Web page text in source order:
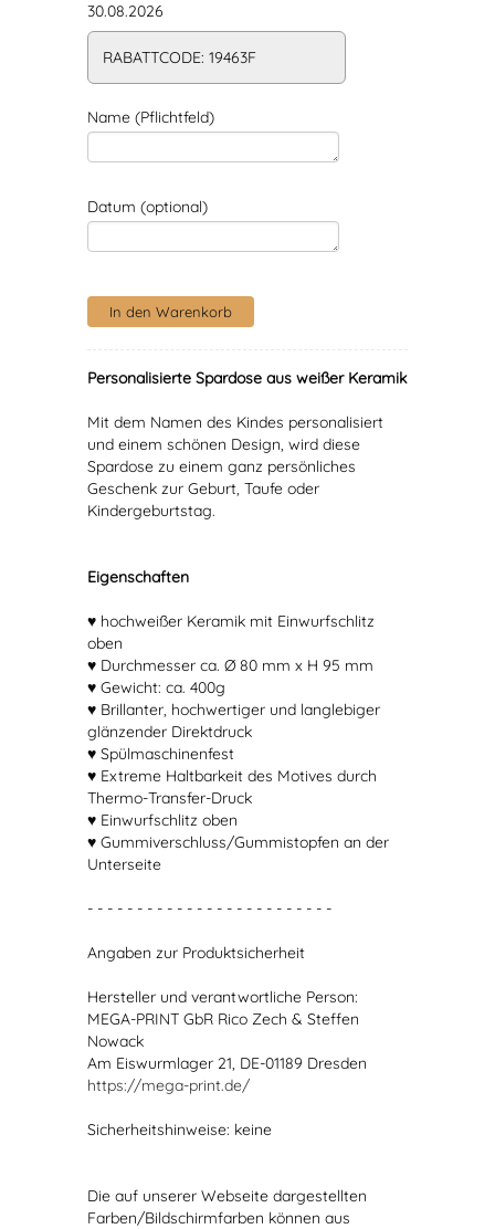
30.08.2026
RABATTCODE: 19463F
Name (Pflichtfeld)
Datum (optional)
Personalisierte Spardose aus weißer Keramik
Mit dem Namen des Kindes personalisiert
und einem schönen Design, wird diese
Spardose zu einem ganz persönliches
Geschenk zur Geburt, Taufe oder
Kindergeburtstag.
Eigenschaften
♥ hochweißer Keramik mit Einwurfschlitz
oben
♥ Durchmesser ca. Ø 80 mm x H 95 mm
♥ Gewicht: ca. 400g
♥ Brillanter, hochwertiger und langlebiger
glänzender Direktdruck
♥ Spülmaschinenfest
♥ Extreme Haltbarkeit des Motives durch
Thermo-Transfer-Druck
♥ Einwurfschlitz oben
♥ Gummiverschluss/Gummistopfen an der
Unterseite
- - - - - - - - - - - - - - - - - - - - - - - - -
Angaben zur Produktsicherheit
Hersteller und verantwortliche Person:
MEGA-PRINT GbR Rico Zech & Steffen
Nowack
Am Eiswurmlager 21, DE-01189 Dresden
https://mega-print.de/
Sicherheitshinweise: keine
Die auf unserer Webseite dargestellten
Farben/Bildschirmfarben können aus